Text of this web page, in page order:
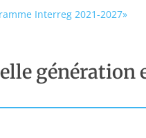
Interreg 2021-2027»